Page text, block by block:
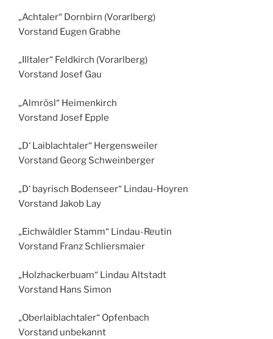
„Achtaler“ Dornbirn (Vorarlberg)
Vorstand Eugen Grabhe
„Illtaler“ Feldkirch (Vorarlberg)
Vorstand Josef Gau
„Almrösl“ Heimenkirch
Vorstand Josef Epple
„D‘ Laiblachtaler“ Hergensweiler
Vorstand Georg Schweinberger
„D‘ bayrisch Bodenseer“ Lindau-Hoyren
Vorstand Jakob Lay
„Eichwäldler Stamm“ Lindau-Reutin
Vorstand Franz Schliersmaier
„Holzhackerbuam“ Lindau Altstadt
Vorstand Hans Simon
„Oberlaiblachtaler“ Opfenbach
Vorstand unbekannt